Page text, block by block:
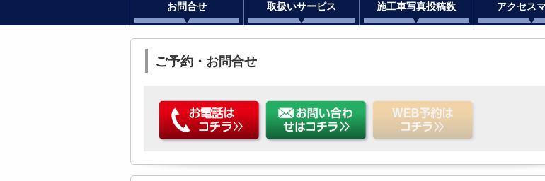
お問合せ
取扱いサービス
施工車写真投稿数
アクセス
ご予約・お問合せ